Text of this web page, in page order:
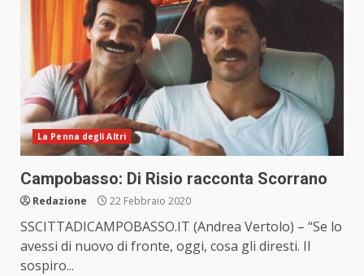
La Penna degli Altri
Campobasso: Di Risio racconta Scorrano
Redazione 22 Febbraio 2020
SSCITTADICAMPOBASSO.IT (Andrea Vertolo) – “Se lo
avessi di nuovo di fronte, oggi, cosa gli diresti. Il
sospiro...